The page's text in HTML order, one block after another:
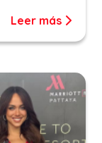
Leer más